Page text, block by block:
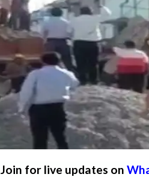
Join for live updates on